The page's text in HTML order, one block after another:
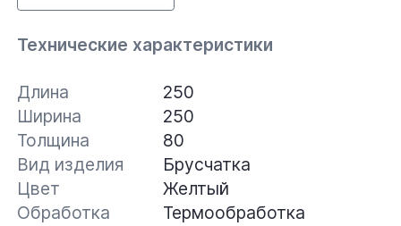
Технические характеристики
Длина
250
Ширина
250
Толщина
80
Вид изделия
Брусчатка
Цвет
Желтый
Обработка
Термообработка